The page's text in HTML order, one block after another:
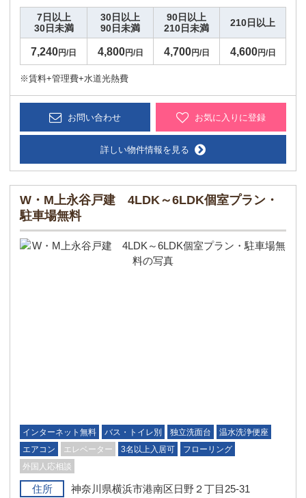
7日以上
30日未満
30日以上
90日未満
90日以上
210日未満
210日以上
7,240円/日 4,800円/日 4,700円/日 4,600円/日
※賃料+管理費+水道光熱費
お問い合わせ お気に入りに登録
詳しい物件情報を見る
W・M上永谷戸建 4LDK～6LDK個室プラン・
駐車場無料
インターネット無料 バス・トイレ別 独立洗面台
温水洗浄便座
エアコン
エレベーター 3名以上入居可
フローリング
外国人応相談
住所 神奈川県横浜市港南区日野２丁目25-31